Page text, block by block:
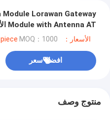
Module Lorawan Gateway
Module with Antenna AT الأمر
الأسعار：USD 4.90$ per piece MOQ：1000
افضل سعر
منتوج وصف